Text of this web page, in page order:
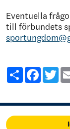
Eventuella
till förbundets
Share